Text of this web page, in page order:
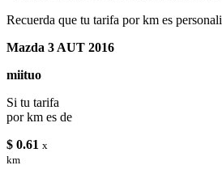
Recuerda que tu tarifa por km es
Mazda 3 AUT 2016
miituo
Si tu tarifa
por km es de
$ 0.61 x
km